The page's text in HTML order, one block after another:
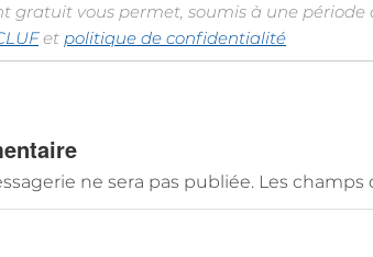
gratuit vous permet, soumis à une
et politique de confidentialité
ne sera pas publiée. Les champs